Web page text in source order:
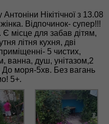
Нікітічної з 13.08
Відпочинок- супер!!!
Є місце для забав дітям,
літня кухня, дві
5 чистих,
ванна, душ, унітазом,2
До моря-5хв. Без вагань
5+.